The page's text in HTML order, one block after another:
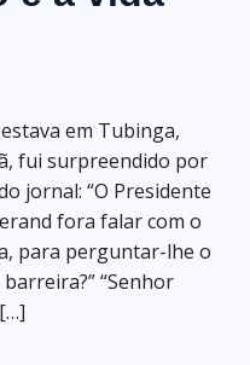
em Tubinga,
fui surpreendido por
jornal: “O Presidente
fora falar com o
para perguntar-lhe o
“Senhor